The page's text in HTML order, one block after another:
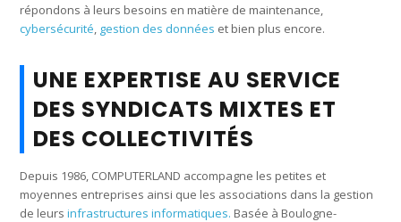
répondons à leurs besoins en matière de maintenance,
cybersécurité, gestion des données et bien plus encore.
UNE EXPERTISE AU SERVICE
DES SYNDICATS MIXTES ET
DES COLLECTIVITÉS
Depuis 1986, COMPUTERLAND accompagne les petites et
moyennes entreprises ainsi que les associations dans la gestion
de leursinfrastructures informatiques. Basée à Boulogne-